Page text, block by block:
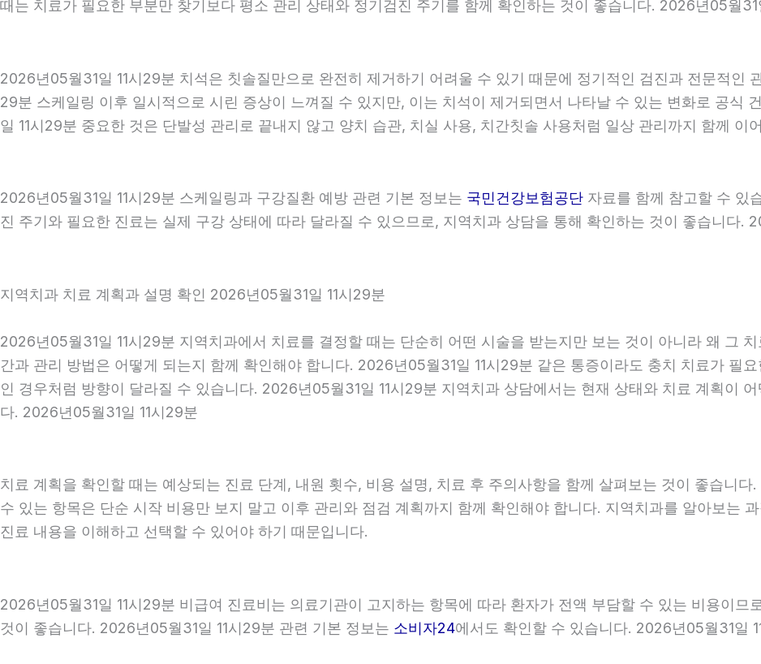
때는 치료가 필요한 부분만 찾기보다 평소 관리 상태와 정기검진 주기를 함께 확인하는 것이 좋습니다. 2026년05월31
2026년05월31일 11시29분 치석은 칫솔질만으로 완전히 제거하기 어려울 수 있기 때문에 정기적인 검진과 전문적인
29분 스케일링 이후 일시적으로 시린 증상이 느껴질 수 있지만, 이는 치석이 제거되면서 나타날 수 있는 변화로 공식
일 11시29분 중요한 것은 단발성 관리로 끝내지 않고 양치 습관, 치실 사용, 치간칫솔 사용처럼 일상 관리까지 함께 이
2026년05월31일 11시29분 스케일링과 구강질환 예방 관련 기본 정보는 국민건강보험공단 자료를 함께 참고할 수 있
진 주기와 필요한 진료는 실제 구강 상태에 따라 달라질 수 있으므로, 지역치과 상담을 통해 확인하는 것이 좋습니다.
지역치과 치료 계획과 설명 확인 2026년05월31일 11시29분
2026년05월31일 11시29분 지역치과에서 치료를 결정할 때는 단순히 어떤 시술을 받는지만 보는 것이 아니라 왜 그
간과 관리 방법은 어떻게 되는지 함께 확인해야 합니다. 2026년05월31일 11시29분 같은 통증이라도 충치 치료가 필
인 경우처럼 방향이 달라질 수 있습니다. 2026년05월31일 11시29분 지역치과 상담에서는 현재 상태와 치료 계획이
다. 2026년05월31일 11시29분
치료 계획을 확인할 때는 예상되는 진료 단계, 내원 횟수, 비용 설명, 치료 후 주의사항을 함께 살펴보는 것이 좋습니
수 있는 항목은 단순 시작 비용만 보지 말고 이후 관리와 점검 계획까지 함께 확인해야 합니다. 지역치과를 알아보는
진료 내용을 이해하고 선택할 수 있어야 하기 때문입니다.
2026년05월31일 11시29분 비급여 진료비는 의료기관이 고지하는 항목에 따라 환자가 전액 부담할 수 있는 비용이므
것이 좋습니다. 2026년05월31일 11시29분 관련 기본 정보는 소비자24에서도 확인할 수 있습니다. 2026년05월31일